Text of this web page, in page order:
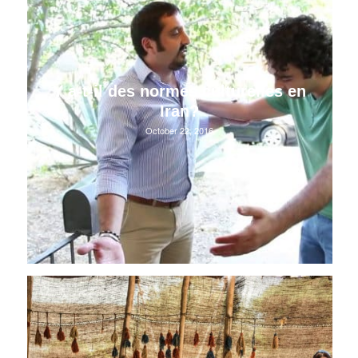
Y a-t-il des normes culturelles en
Iran?
October 22, 2016